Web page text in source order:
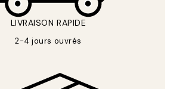
LIVRAISON RAPIDE
2-4 jours ouvrés